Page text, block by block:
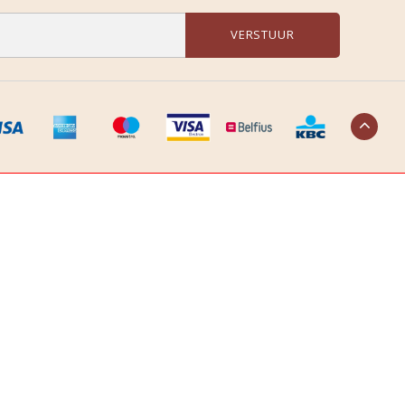
VERSTUUR